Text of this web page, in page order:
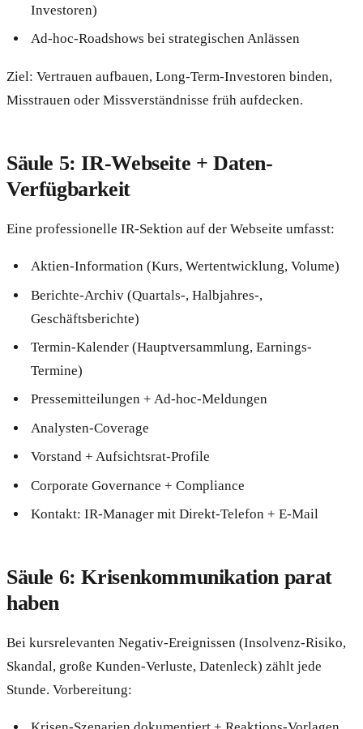
Investoren)
Ad-hoc-Roadshows bei strategischen Anlässen
Ziel: Vertrauen aufbauen, Long-Term-Investoren binden,
Misstrauen oder Missverständnisse früh aufdecken.
Säule 5: IR-Webseite + Daten-
Verfügbarkeit
Eine professionelle IR-Sektion auf der Webseite umfasst:
Aktien-Information (Kurs, Wertentwicklung, Volume)
Berichte-Archiv (Quartals-, Halbjahres-,
Geschäftsberichte)
Termin-Kalender (Hauptversammlung, Earnings-
Termine)
Pressemitteilungen + Ad-hoc-Meldungen
Analysten-Coverage
Vorstand + Aufsichtsrat-Profile
Corporate Governance + Compliance
Kontakt: IR-Manager mit Direkt-Telefon + E-Mail
Säule 6: Krisenkommunikation parat
haben
Bei kursrelevanten Negativ-Ereignissen (Insolvenz-Risiko,
Skandal, große Kunden-Verluste, Datenleck) zählt jede
Stunde. Vorbereitung: